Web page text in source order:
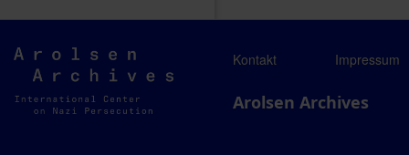
Arolsen
Archives
Kontakt Impressum
Arolsen Archives